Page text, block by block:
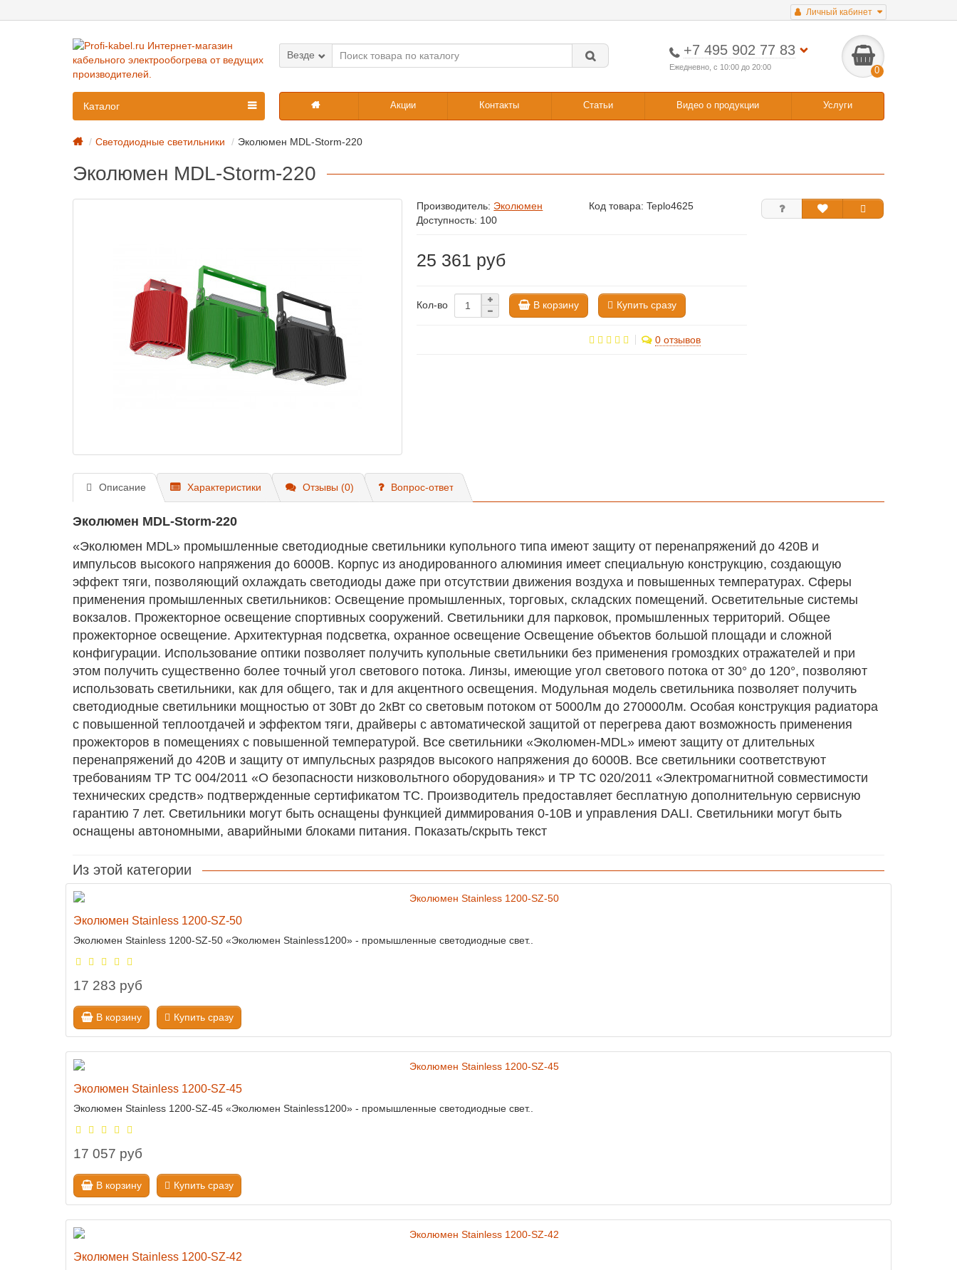
Личный кабинет
+7 495 902 77 83
Ежедневно, с 10:00 до 20:00 0
Везде
Акции Контакты Статьи Видео о продукции Услуги
Каталог
Светодиодные светильники Эколюмен MDL-Storm-220
Эколюмен MDL-Storm-220
Производитель: Эколюмен Код товара: Teplo4625
Доступность: 100
25 361 руб
Кол-во В корзину Купить сразу
0 отзывов
Описание Характеристики Отзывы (0) Вопрос-ответ
Эколюмен MDL-Storm-220
«Эколюмен MDL» промышленные светодиодные светильники купольного типа имеют защиту от перенапряжений до 420В и
импульсов высокого напряжения до 6000В. Корпус из анодированного алюминия имеет специальную конструкцию, создающую
эффект тяги, позволяющий охлаждать светодиоды даже при отсутствии движения воздуха и повышенных температурах. Сферы
применения промышленных светильников: Освещение промышленных, торговых, складских помещений. Осветительные системы
вокзалов. Прожекторное освещение спортивных сооружений. Светильники для парковок, промышленных территорий. Общее
прожекторное освещение. Архитектурная подсветка, охранное освещение Освещение объектов большой площади и сложной
конфигурации. Использование оптики позволяет получить купольные светильники без применения громоздких отражателей и при
этом получить существенно более точный угол светового потока. Линзы, имеющие угол светового потока от 30° до 120°, позволяют
использовать светильники, как для общего, так и для акцентного освещения. Модульная модель светильника позволяет получить
светодиодные светильники мощностью от 30Вт до 2кВт со световым потоком от 5000Лм до 270000Лм. Особая конструкция радиатора
с повышенной теплоотдачей и эффектом тяги, драйверы с автоматической защитой от перегрева дают возможность применения
прожекторов в помещениях с повышенной температурой. Все светильники «Эколюмен-MDL» имеют защиту от длительных
перенапряжений до 420В и защиту от импульсных разрядов высокого напряжения до 6000В. Все светильники соответствуют
требованиям ТР ТС 004/2011 «О безопасности низковольтного оборудования» и ТР ТС 020/2011 «Электромагнитной совместимости
технических средств» подтвержденные сертификатом ТС. Производитель предоставляет бесплатную дополнительную сервисную
гарантию 7 лет. Светильники могут быть оснащены функцией диммирования 0-10В и управления DALI. Светильники могут быть
оснащены автономными, аварийными блоками питания. Показать/скрыть текст
Из этой категории
Эколюмен Stainless 1200-SZ-50
Эколюмен Stainless 1200-SZ-50 «Эколюмен Stainless1200» - промышленные светодиодные свет..
17 283 руб
В корзину Купить сразу
Эколюмен Stainless 1200-SZ-45
Эколюмен Stainless 1200-SZ-45 «Эколюмен Stainless1200» - промышленные светодиодные свет..
17 057 руб
В корзину Купить сразу
Эколюмен Stainless 1200-SZ-42